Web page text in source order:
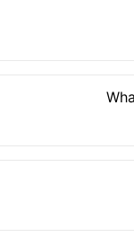
مؤمن بالكامل ، ولا